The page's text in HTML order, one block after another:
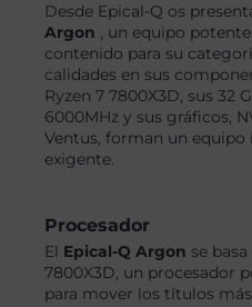
Desde Epical-Q os
Argon , un equipo
contenido para su
calidades en sus
Ryzen 7 7800X3D, sus 32
6000MHz y sus gráficos,
Ventus, forman un equipo
exigente.
Procesador
El Epical-Q Argon se
7800X3D, un procesador
para mover los títulos